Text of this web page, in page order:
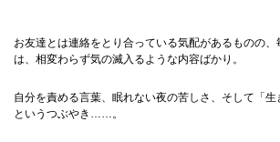
お友達とは連絡をとり合っている気配があるものの
は、相変わらず気の滅入るような内容ばかり。
自分を責める言葉、眠れない夜の苦しさ、そして「生
というつぶやき……。